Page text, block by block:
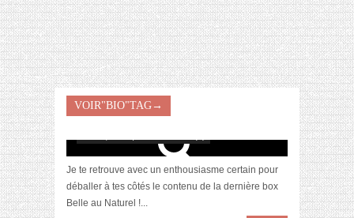
VOIR"BIO"TAG→
[Unboxing] La box Belle au Naturel du mois de
mai 2024
Je te retrouve avec un enthousiasme certain pour
déballer à tes côtés le contenu de la dernière box
Belle au Naturel !...